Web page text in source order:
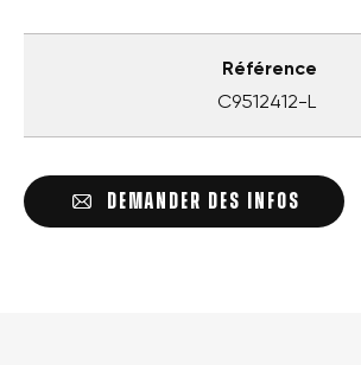
Référence
C9512412-L
DEMANDER DES INFOS